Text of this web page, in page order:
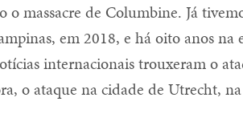
massacre de Columbine. Já
em 2018, e há oito anos na
internacionais trouxeram o
o ataque na cidade de Utrecht,